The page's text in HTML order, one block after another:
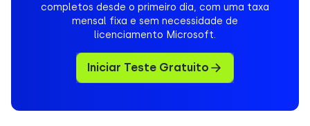
completos desde o primeiro dia, com uma taxa
mensal fixa e sem necessidade de
licenciamento Microsoft.
Iniciar Teste Gratuito